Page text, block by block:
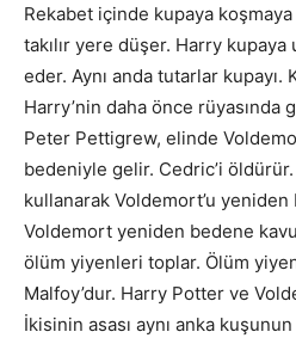
Rekabet içinde kupaya koşmaya
takılır yere düşer. Harry kupaya
eder. Aynı anda tutarlar kupayı.
Harry’nin daha önce rüyasında
Peter Pettigrew, elinde
bedeniyle gelir. Cedric’i öldürür.
kullanarak Voldemort’u
Voldemort yeniden bedene
ölüm yiyenleri toplar. Ölüm
Malfoy’dur. Harry Potter ve
İkisinin asası aynı anka